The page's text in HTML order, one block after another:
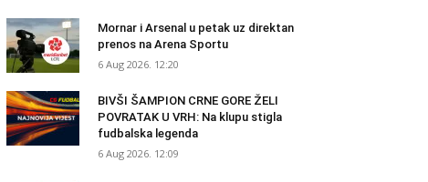
Mornar i Arsenal u petak uz direktan
prenos na Arena Sportu
6 Aug 2026. 12:20
BIVŠI ŠAMPION CRNE GORE ŽELI
POVRATAK U VRH: Na klupu stigla
fudbalska legenda
6 Aug 2026. 12:09